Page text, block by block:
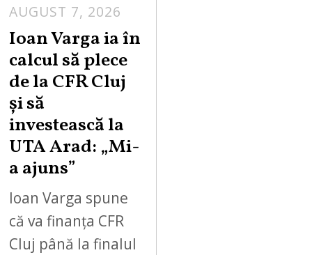
AUGUST 7, 2026
Ioan Varga ia în
calcul să plece
de la CFR Cluj
și să
investească la
UTA Arad: „Mi-
a ajuns”
Ioan Varga spune
că va finanța CFR
Cluj până la finalul